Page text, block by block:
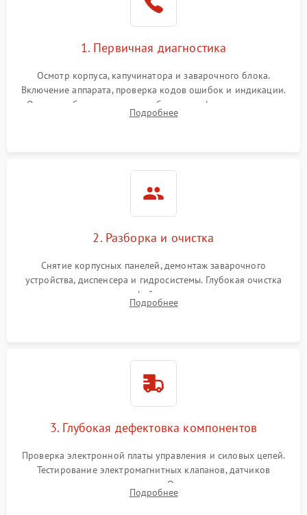
1. Первичная диагностика
Осмотр корпуса, капучинатора и заварочного блока.
Включение аппарата, проверка кодов ошибок и индикации.
Оценка работы помпы, термоблока и кофемолки на слух.
Измерение температуры и давления воды для выявления
Подробнее
2. Разборка и очистка
Снятие корпусных панелей, демонтаж заварочного
устройства, диспенсера и гидросистемы. Глубокая очистка
внутренних узлов от кофейных масел, жмыха и накипи.
Промывка дренажных каналов и фильтров с использованием
Подробнее
3. Глубокая дефектовка компонентов
Проверка электронной платы управления и силовых цепей.
Тестирование электромагнитных клапанов, датчиков
температуры и расходомера. Оценка степени износа
жерновов кофемолки, уплотнительных колец гидросистемы
Подробнее